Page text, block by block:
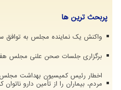
پربحث ترین ها
واکنش یک نماینده مجلس به توافق
برگزاری جلسات صحن علنی مجلس
اخطار رئیس کمیسیون بهداشت
مردم، بیماران را از تأمین دارو